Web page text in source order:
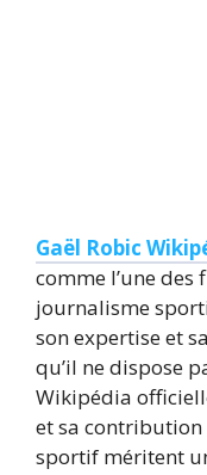
Gaël Robic
comme l’une
journalisme
son expertise et
qu’il ne dispose
Wikipédia
et sa
sportif méritent